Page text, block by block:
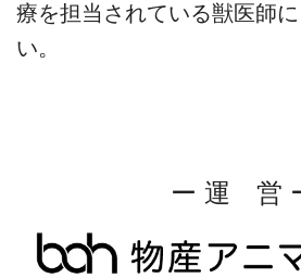
療を担当されている獣医師
い。
ー 運 営